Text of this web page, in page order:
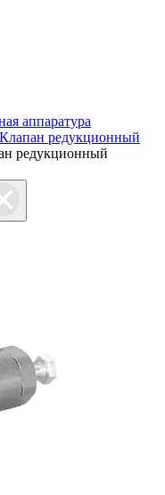
аппаратура
редукционный
редукционный